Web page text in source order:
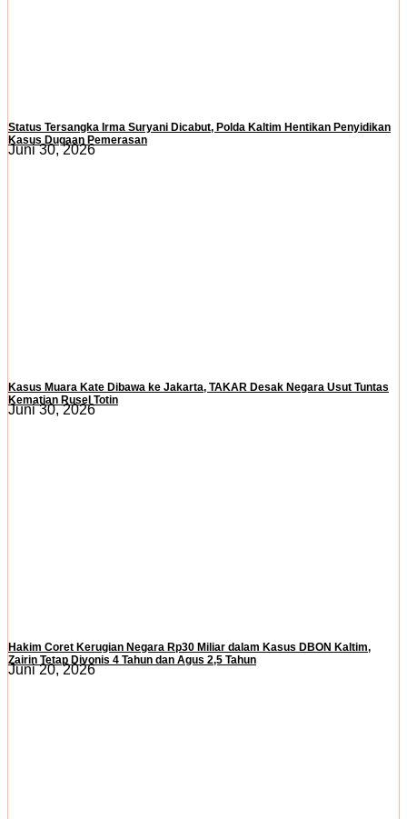
Status Tersangka Irma Suryani Dicabut, Polda Kaltim Hentikan Penyidikan
Kasus Dugaan Pemerasan
Juni 30, 2026
Kasus Muara Kate Dibawa ke Jakarta, TAKAR Desak Negara Usut Tuntas
Kematian Rusel Totin
Juni 30, 2026
Hakim Coret Kerugian Negara Rp30 Miliar dalam Kasus DBON Kaltim,
Zairin Tetap Divonis 4 Tahun dan Agus 2,5 Tahun
Juni 20, 2026